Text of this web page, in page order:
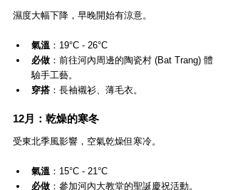
濕度大幅下降，早晚開始有涼意。
氣溫 ：19°C - 26°C
必做 ：前往河內周邊的陶瓷村 (Bat Trang) 體
驗手工藝。
穿搭 ：長袖襯衫、薄毛衣。
12月：乾燥的寒冬
受東北季風影響，空氣乾燥但寒冷。
氣溫 ：15°C - 21°C
必做 ：參加河內大教堂的聖誕慶祝活動。